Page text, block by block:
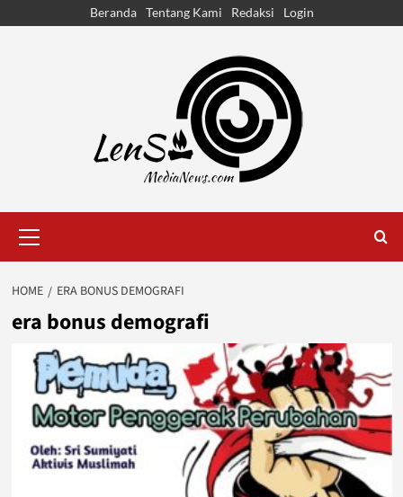
Beranda Tentang Kami Redaksi Login
Menu
HOME ERA BONUS DEMOGRAFI
era bonus demografi